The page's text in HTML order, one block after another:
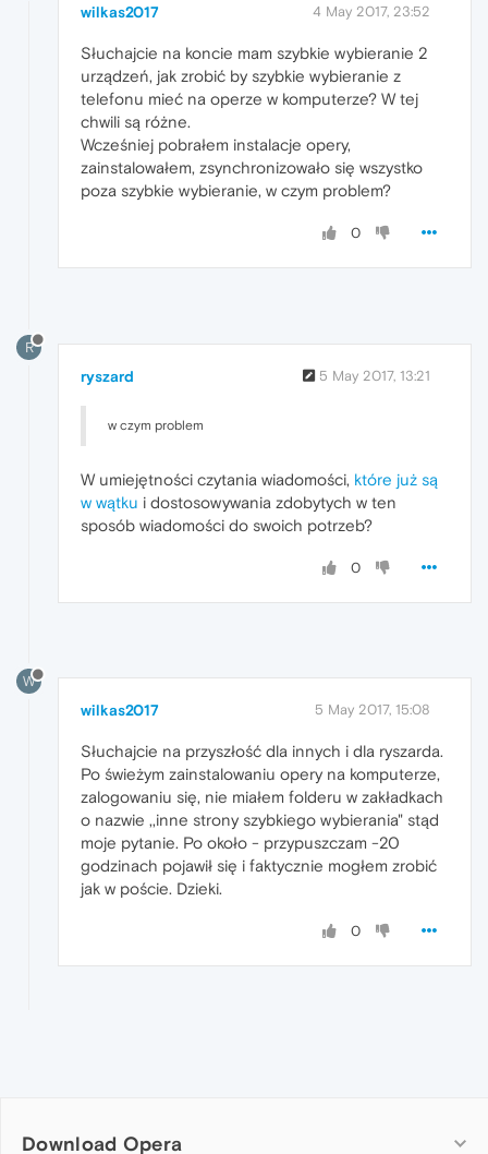
wilkas2017 4 May 2017, 23:52
Słuchajcie na koncie mam szybkie wybieranie 2
urządzeń, jak zrobić by szybkie wybieranie z
telefonu mieć na operze w komputerze? W tej
chwili są różne.
Wcześniej pobrałem instalacje opery,
zainstalowałem, zsynchronizowało się wszystko
poza szybkie wybieranie, w czym problem?
0
R
ryszard 5 May 2017, 13:21
w czym problem
W umiejętności czytania wiadomości, które już są
w wątku i dostosowywania zdobytych w ten
sposób wiadomości do swoich potrzeb?
0
W
wilkas2017 5 May 2017, 15:08
Słuchajcie na przyszłość dla innych i dla ryszarda.
Po świeżym zainstalowaniu opery na komputerze,
zalogowaniu się, nie miałem folderu w zakładkach
o nazwie ,,inne strony szybkiego wybierania" stąd
moje pytanie. Po około - przypuszczam -20
godzinach pojawił się i faktycznie mogłem zrobić
jak w poście. Dzieki.
0
Download Opera